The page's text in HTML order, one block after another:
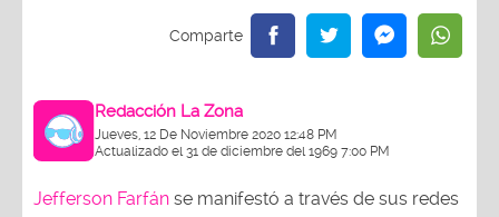
Redacción La Zona
Jueves, 12 De Noviembre 2020 12:48 PM
Actualizado el 31 de diciembre del 1969 7:00 PM
Jefferson Farfán se manifestó a través de sus redes